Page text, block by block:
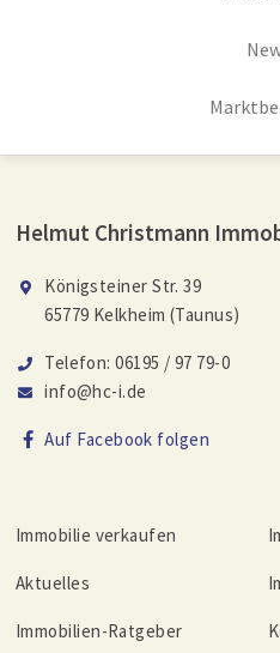
Helmut Christmann
Königsteiner Str. 39
65779 Kelkheim (Taunus)
Telefon: 06195 / 97 79-0
info@hc-i.de
Auf Facebook folgen
Immobilie verkaufen
Aktuelles
Immobilien-Ratgeber